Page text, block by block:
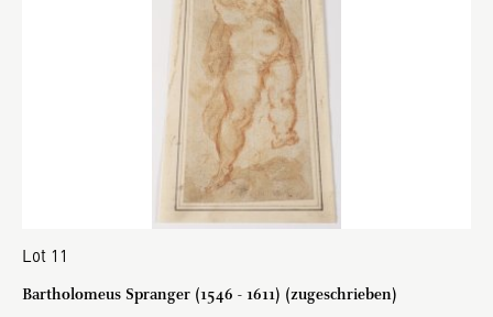
Lot 11
Bartholomeus Spranger (1546 - 1611) (zugeschrieben)